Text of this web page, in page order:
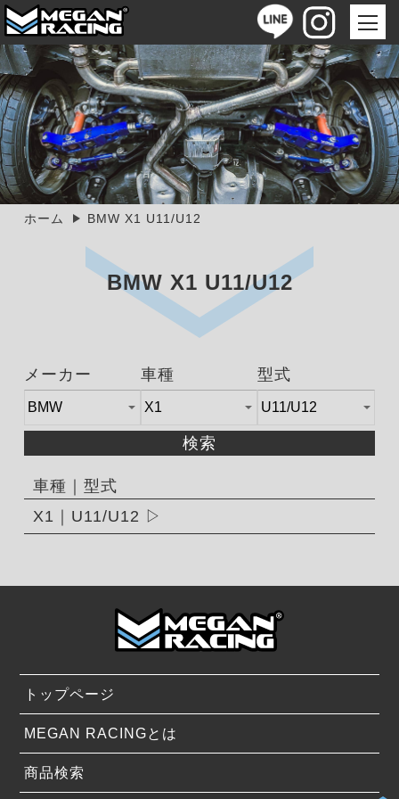
ホーム BMW X1 U11/U12
BMW X1 U11/U12
メーカー 車種 型式
検索
車種｜型式
X1｜U11/U12
トップページ
MEGAN RACINGとは
商品検索